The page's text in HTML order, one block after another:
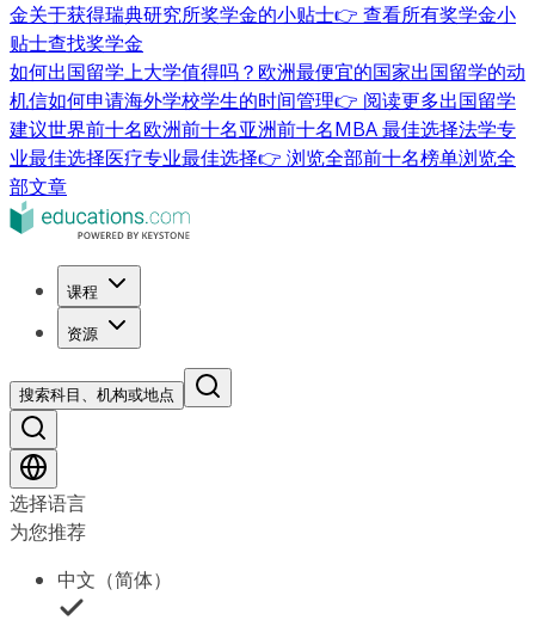
金关于获得瑞典研究所奖学金的小贴士👉 查看所有奖学金小
贴士查找奖学金
如何出国留学上大学值得吗？ 欧洲最便宜的国家出国留学的动
机信如何申请海外学校学生的时间管理👉 阅读更多出国留学
建议世界前十名欧洲前十名亚洲前十名MBA 最佳选择法学专
业最佳选择医疗专业最佳选择👉 浏览全部前十名榜单浏览全
部文章
课程
资源
搜索科目、机构或地点
选择语言
为您推荐
中文（简体）